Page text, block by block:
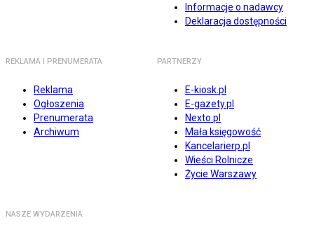
Informacje o nadawcy
Deklaracja dostępności
REKLAMA I PRENUMERATA
Reklama
Ogłoszenia
Prenumerata
Archiwum
PARTNERZY
E-kiosk.pl
E-gazety.pl
Nexto.pl
Mała księgowość
Kancelarierp.pl
Wieści Rolnicze
Życie Warszawy
NASZE WYDARZENIA